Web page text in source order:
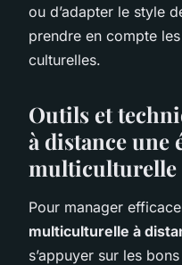
ou d’adapter le style
prendre en compte
culturelles.
Outils et
à distance une
multiculturelle
Pour manager
multiculturelle à
s’appuyer sur les